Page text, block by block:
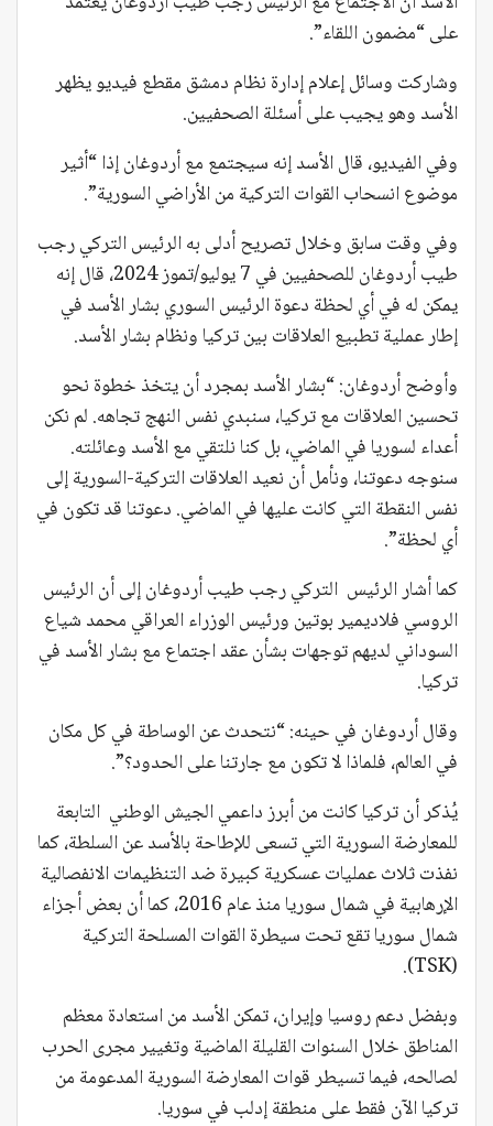
على “مضمون اللقاء”.
وشاركت وسائل إعلام إدارة نظام دمشق مقطع فيديو يظهر
الأسد وهو يجيب على أسئلة الصحفيين.
وفي الفيديو، قال الأسد إنه سيجتمع مع أردوغان إذا “أثير
موضوع انسحاب القوات التركية من الأراضي السورية”.
وفي وقت سابق وخلال تصريح أدلى به الرئيس التركي رجب
طيب أردوغان للصحفيين في 7 يوليو/تموز 2024، قال إنه
يمكن له في أي لحظة دعوة الرئيس السوري بشار الأسد في
إطار عملية تطبيع العلاقات بين تركيا ونظام بشار الأسد.
وأوضح أردوغان: “بشار الأسد بمجرد أن يتخذ خطوة نحو
تحسين العلاقات مع تركيا، سنبدي نفس النهج تجاهه. لم نكن
أعداء لسوريا في الماضي، بل كنا نلتقي مع الأسد وعائلته.
سنوجه دعوتنا، ونأمل أن نعيد العلاقات التركية-السورية إلى
نفس النقطة التي كانت عليها في الماضي. دعوتنا قد تكون في
أي لحظة”.
كما أشار الرئيس التركي رجب طيب أردوغان إلى أن الرئيس
الروسي فلاديمير بوتين ورئيس الوزراء العراقي محمد شياع
السوداني لديهم توجهات بشأن عقد اجتماع مع بشار الأسد في
تركيا.
وقال أردوغان في حينه: “نتحدث عن الوساطة في كل مكان
في العالم، فلماذا لا تكون مع جارتنا على الحدود؟”.
يُذكر أن تركيا كانت من أبرز داعمي الجيش الوطني التابعة
للمعارضة السورية التي تسعى للإطاحة بالأسد عن السلطة، كما
نفذت ثلاث عمليات عسكرية كبيرة ضد التنظيمات الانفصالية
الإرهابية في شمال سوريا منذ عام 2016، كما أن بعض أجزاء
شمال سوريا تقع تحت سيطرة القوات المسلحة التركية
(TSK).
وبفضل دعم روسيا وإيران، تمكن الأسد من استعادة معظم
المناطق خلال السنوات القليلة الماضية وتغيير مجرى الحرب
لصالحه، فيما تسيطر قوات المعارضة السورية المدعومة من
تركيا الآن فقط على منطقة إدلب في سوريا.